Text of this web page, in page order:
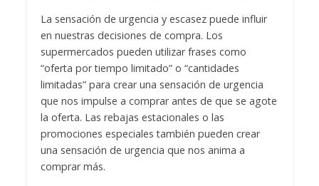
La sensación de urgencia y escasez puede influir
en nuestras decisiones de compra. Los
supermercados pueden utilizar frases como
“oferta por tiempo limitado” o “cantidades
limitadas” para crear una sensación de urgencia
que nos impulse a comprar antes de que se agote
la oferta. Las rebajas estacionales o las
promociones especiales también pueden crear
una sensación de urgencia que nos anima a
comprar más.